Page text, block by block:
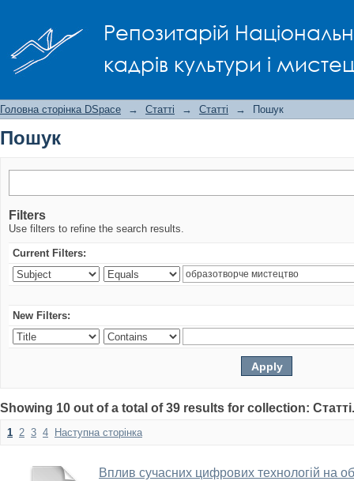
Репозитарій
кадрів культури і
Головна сторінка DSpace → Статті → Статті → Пошук
Пошук
Filters
Use filters to refine the search results.
Current Filters:
New Filters:
Showing 10 out of a total of 39 results for collection:
1 2 3 4 Наступна сторінка
Вплив сучасних цифрових технологій на